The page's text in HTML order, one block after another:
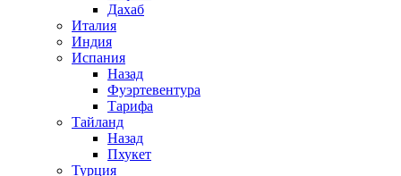
Дахаб
Италия
Индия
Испания
Назад
Фуэртевентура
Тарифа
Тайланд
Назад
Пхукет
Турция